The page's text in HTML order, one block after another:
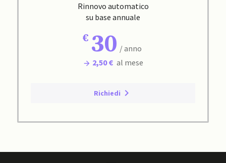
Rinnovo automatico
su base annuale
30 / anno
2,50 € al mese
Richiedi